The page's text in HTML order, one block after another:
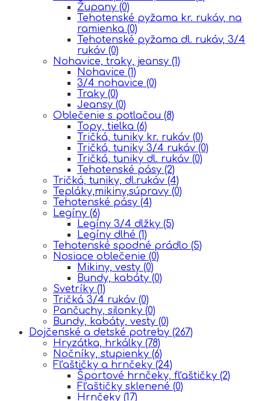
Župany (0)
Tehotenské pyžama kr. rukáv, na
ramienka (0)
Tehotenské pyžama dl. rukáv, 3/4
rukáv (0)
Nohavice, traky, jeansy (1)
Nohavice (1)
3/4 nohavice (0)
Traky (0)
Jeansy (0)
Oblečenie s potlačou (8)
Topy, tielka (6)
Tričká, tuniky kr. rukáv (0)
Tričká, tuniky 3/4 rukáv (0)
Tričká, tuniky dl. rukáv (0)
Tehotenské pásy (2)
Tričká, tuniky, dl.rukáv (4)
Tepláky,mikiny,súpravy (0)
Tehotenské pásy (4)
Legíny (6)
Legíny 3/4 dlžky (5)
Legíny dlhé (1)
Tehotenské spodné prádlo (5)
Nosiace oblečenie (0)
Mikiny, vesty (0)
Bundy, kabáty (0)
Svetríky (1)
Tričká 3/4 rukáv (0)
Pančuchy, silonky (0)
Bundy, kabáty, vesty (0)
Dojčenské a detské potreby (267)
Hryzátka, hrkálky (78)
Nočníky, stupienky (6)
Fľaštičky a hrnčeky (24)
Športové hrnčeky, fľaštičky (2)
Fľaštičky sklenené (0)
Hrnčeky (17)